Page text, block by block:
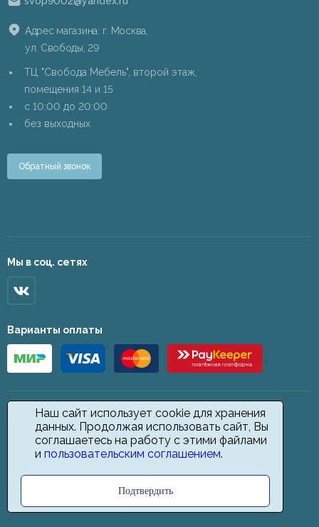
Наш сайт использует cookie для хранения
данных. Продолжая использовать сайт, Вы
соглашаетесь на работу с этими файлами
и пользовательским соглашением.
Подтвердить
Адрес магазина: г. Москва,
ул. Свободы, 29
ТЦ "Свобода Мебель", второй этаж,
помещения 14 и 15
c 10:00 до 20:00
без выходных
Обратный звонок
Мы в соц. сетях
Варианты оплаты
2026 © Star Carpet. ИП Кодиров Д. О., ИНН 361605146148. Все права